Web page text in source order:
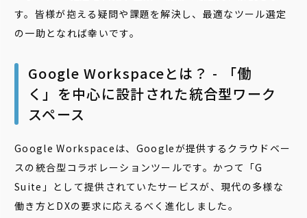
す。皆様が抱える疑問や課題を解決し、最適なツール選定
の一助となれば幸いです。
Google Workspaceとは？ - 「働
く」を中心に設計された統合型ワーク
スペース
Google Workspaceは、Googleが提供するクラウドベー
スの統合型コラボレーションツールです。かつて「G
Suite」として提供されていたサービスが、現代の多様な
働き方とDXの要求に応えるべく進化しました。